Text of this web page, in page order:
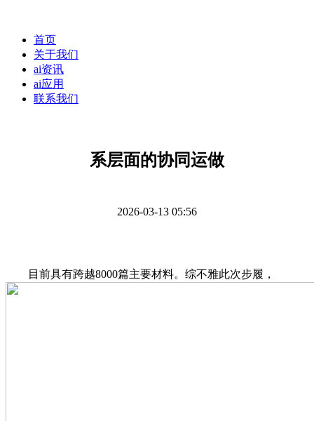
首页
关于我们
ai资讯
ai应用
联系我们
系层面的协同运做
2026-03-13 05:56
目前具有跨越8000篇主要材料。综不雅此次步履，